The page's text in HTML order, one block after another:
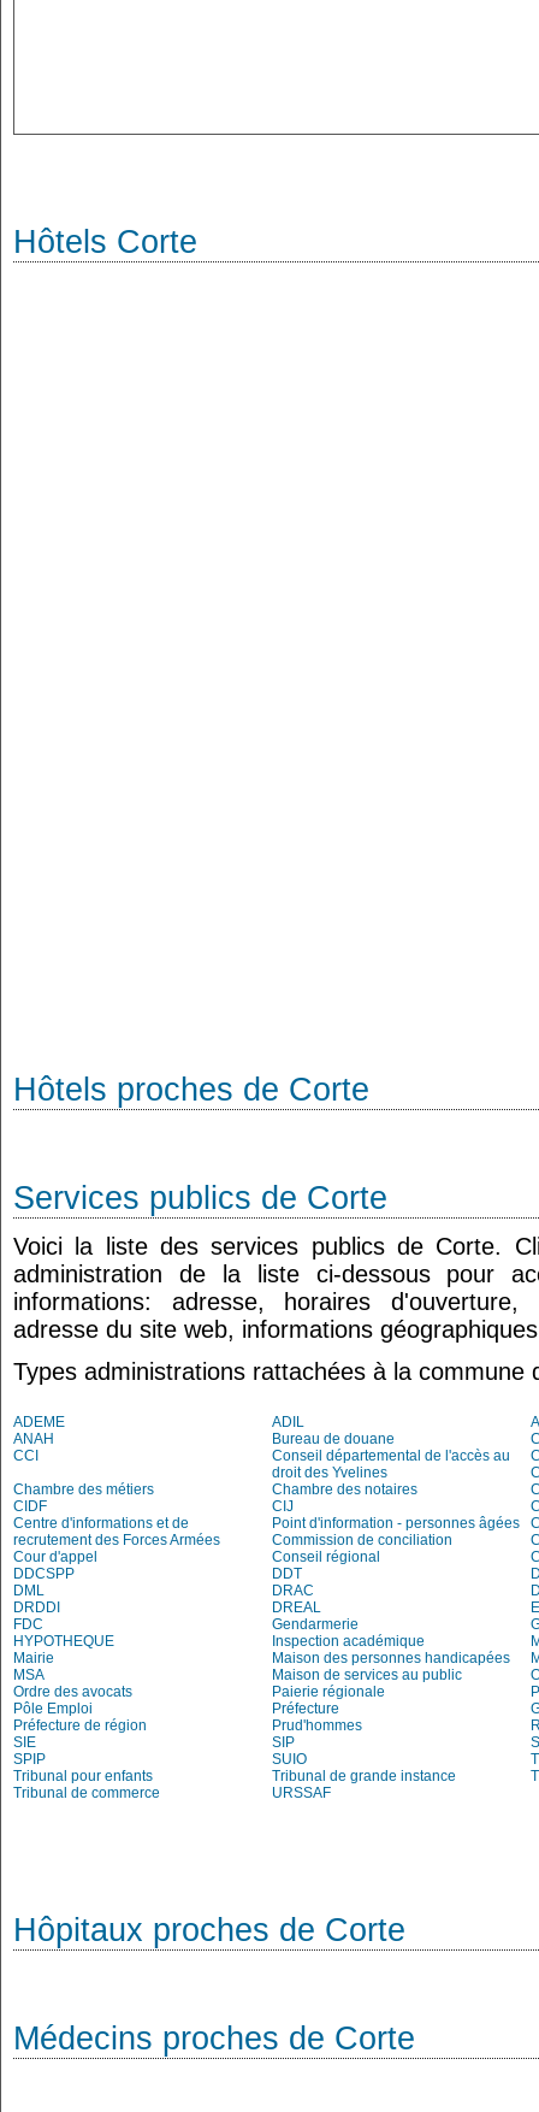
Hôtels Corte
Hôtels proches de Corte
Services publics de Corte
Voici la liste des services publics de Corte.
administration de la liste ci-dessous pour
informations: adresse, horaires
adresse du site web, informations
Types administrations rattachées à la commune
ADEME ADIL
ANAH
Bureau de douane
CCI
Conseil départemental de l'accès au
droit des Yvelines
Chambre des métiers
Chambre des notaires
CIDF
CIJ
Centre d'informations et de
recrutement des Forces Armées
Point d'information - personnes âgées
Commission de conciliation
Cour d'appel
Conseil régional
DDCSPP
DDT
DML
DRAC
DRDDI
DREAL
FDC
Gendarmerie
HYPOTHEQUE
Inspection académique
Mairie
Maison des personnes handicapées
MSA
Maison de services au public
Ordre des avocats
Paierie régionale
Pôle Emploi
Préfecture
Préfecture de région
Prud'hommes
SIE
SIP
SPIP
SUIO
Tribunal pour enfants
Tribunal de grande instance
Tribunal de commerce
URSSAF
Hôpitaux proches de Corte
Médecins proches de Corte